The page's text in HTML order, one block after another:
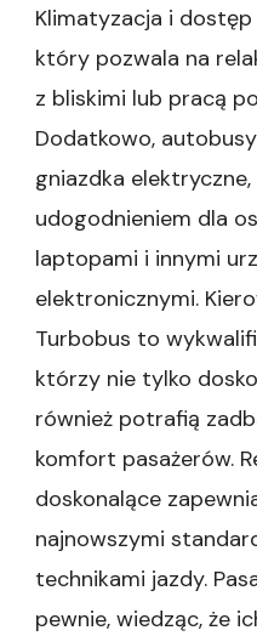
Klimatyzacja i
który pozwala na
z bliskimi lub pracą
Dodatkowo,
gniazdka
udogodnieniem dla
laptopami i innymi
elektronicznymi.
Turbobus to
którzy nie tylko
również potrafią
komfort pasażerów.
doskonalące
najnowszymi
technikami jazdy.
pewnie, wiedząc, że